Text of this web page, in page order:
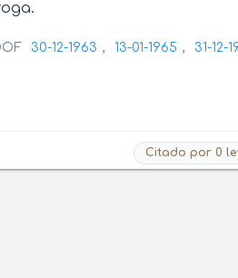
30-12-1963 , 13-01-1965 , 31-12-
Citado por 0